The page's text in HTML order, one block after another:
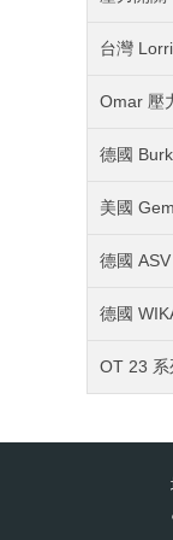
台灣
Omar 壓
德國
美國
德國
德國
OT 23 系